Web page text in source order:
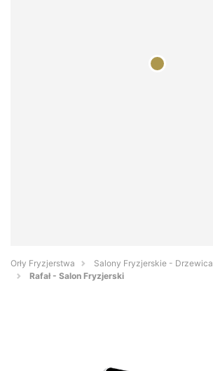
Orły Fryzjerstwa
Salony Fryzjerskie - Drzewica
Rafał - Salon Fryzjerski